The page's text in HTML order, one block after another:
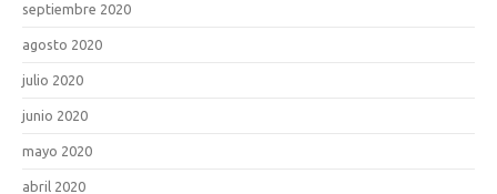
septiembre 2020
agosto 2020
julio 2020
junio 2020
mayo 2020
abril 2020